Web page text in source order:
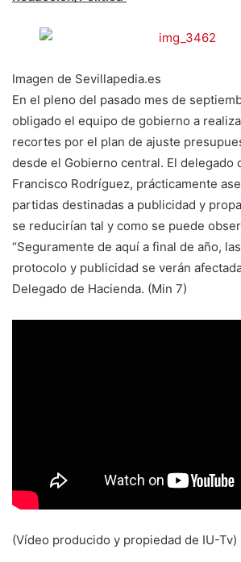
Imagen de Sevillapedia.es
En el pleno del pasado mes de
obligado el equipo de gobierno a
recortes por el plan de ajuste
desde el Gobierno central. El delegado
Francisco Rodríguez, prácticamente
partidas destinadas a publicidad y
se reducirían tal y como se puede
“Seguramente de aquí a final de año,
protocolo y publicidad se verán
Delegado de Hacienda. (Min 7)
(Vídeo producido y propiedad de IU-Tv)